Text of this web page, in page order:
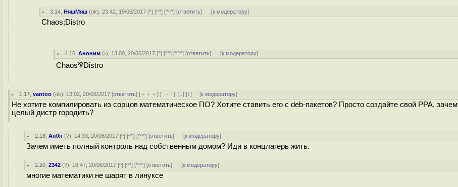
3.14 ,НяшМяш (ok), 23:42, 19/06/2017 [^] [^^] [^^^] [ответить] [к модератору]
Chaos;Distro
4.16 ,Аноним (-), 13:00, 20/06/2017 [^] [^^] [^^^] [ответить] [к модератору]
Chaos⅋Distro
1.17 ,vantoo (ok), 13:02, 20/06/2017 [ответить] [ ﹢﹢﹢] [ · · ·][↓] [↑] [к модератору]
Не хотите компилировать из сорцов математическое ПО? Хотите ставить его с deb-пакетов? Просто создайте свой PPA, зачем
целый дистр городить?
2.18 ,Ан0н (?), 14:33, 20/06/2017 [^] [^^] [^^^] [ответить] [к модератору]
Зачем иметь полный контроль над собственным домом? Иди в концлагерь жить.
2.20 ,2342 (?), 18:47, 20/06/2017 [^] [^^] [^^^] [ответить] [к модератору]
многие математики не шарят в линуксе